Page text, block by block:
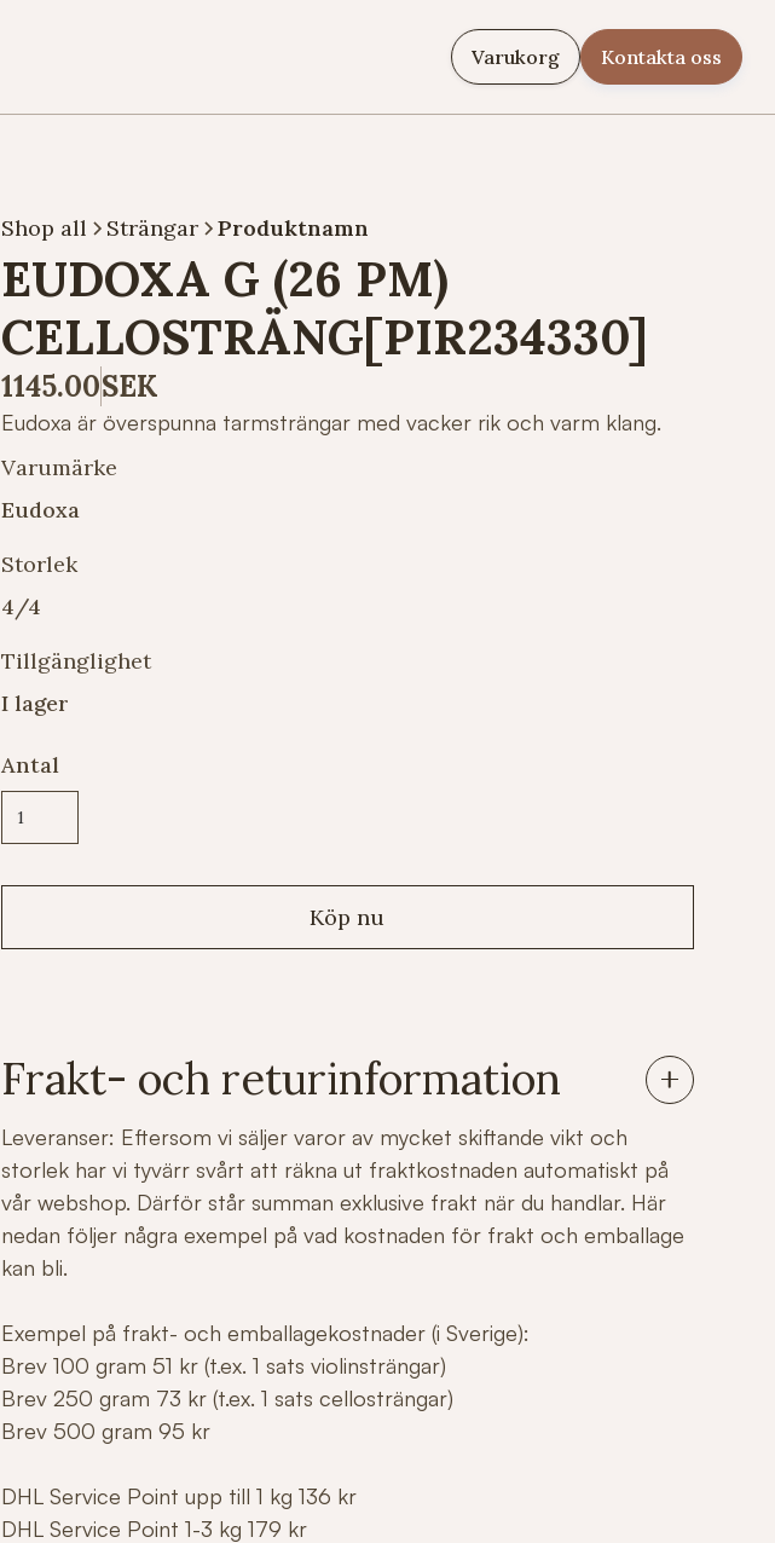
Varukorg Kontakta oss
Shop all Strängar Produktnamn
EUDOXA G (26 PM)
CELLOSTRÄNG[PIR234330]
1145.00SEK
Eudoxa är överspunna tarmsträngar med vacker rik och varm klang.
Varumärke
Eudoxa
Storlek
4/4
Tillgänglighet
I lager
Antal
Frakt- och returinformation
Leveranser: Eftersom vi säljer varor av mycket skiftande vikt och
storlek har vi tyvärr svårt att räkna ut fraktkostnaden automatiskt på
vår webshop. Därför står summan exklusive frakt när du handlar. Här
nedan följer några exempel på vad kostnaden för frakt och emballage
kan bli.
Exempel på frakt- och emballagekostnader (i Sverige):
Brev 100 gram 51 kr (t.ex. 1 sats violinsträngar)
Brev 250 gram 73 kr (t.ex. 1 sats cellosträngar)
Brev 500 gram 95 kr
DHL Service Point upp till 1 kg 136 kr
DHL Service Point 1-3 kg 179 kr